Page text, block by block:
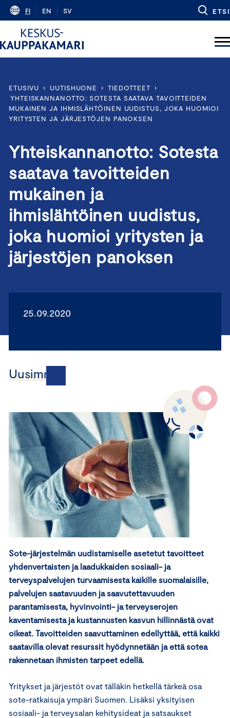
Skip
content
FI EN SV ETSI
ETUSIVU › UUTISHUONE › TIEDOTTEET
›
YHTEISKANNANOTTO: SOTESTA SAATAVA TAVOITTEIDEN
MUKAINEN JA IHMISLÄHTÖINEN UUDISTUS, JOKA HUOMIOI
YRITYSTEN JA JÄRJESTÖJEN PANOKSEN
Yhteiskannanotto: Sotesta
saatava tavoitteiden
mukainen ja
ihmislähtöinen uudistus,
joka huomioi yritysten ja
järjestöjen panoksen
25.09.2020
Uusimmat
Sote-järjestelmän uudistamiselle asetetut tavoitteet
yhdenvertaisten ja laadukkaiden sosiaali- ja
terveyspalvelujen turvaamisesta kaikille suomalaisille,
palvelujen saatavuuden ja saavutettavuuden
parantamisesta, hyvinvointi- ja terveyserojen
kaventamisesta ja kustannusten kasvun hillinnästä ovat
oikeat. Tavoitteiden saavuttaminen edellyttää, että kaikki
saatavilla olevat resurssit hyödynnetään ja että sotea
rakennetaan ihmisten tarpeet edellä.
Yritykset ja järjestöt ovat tälläkin hetkellä tärkeä osa
sote-ratkaisuja ympäri Suomen. Lisäksi yksityisen
sosiaali- ja terveysalan kehitysideat ja satsaukset